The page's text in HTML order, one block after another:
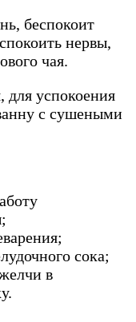
беспокоит
нервы,
чая.
для успокоения
с сушеными
сока;
в